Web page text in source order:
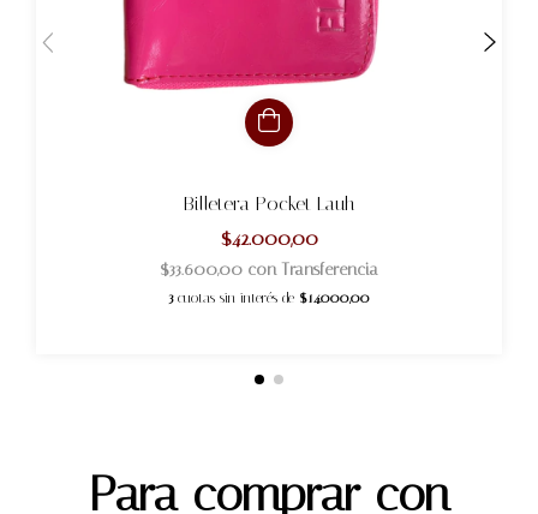
Billetera Pocket Lauh
$42.000,00
$33.600,00 con Transferencia
3 cuotas sin interés de $14.000,00
Para comprar con